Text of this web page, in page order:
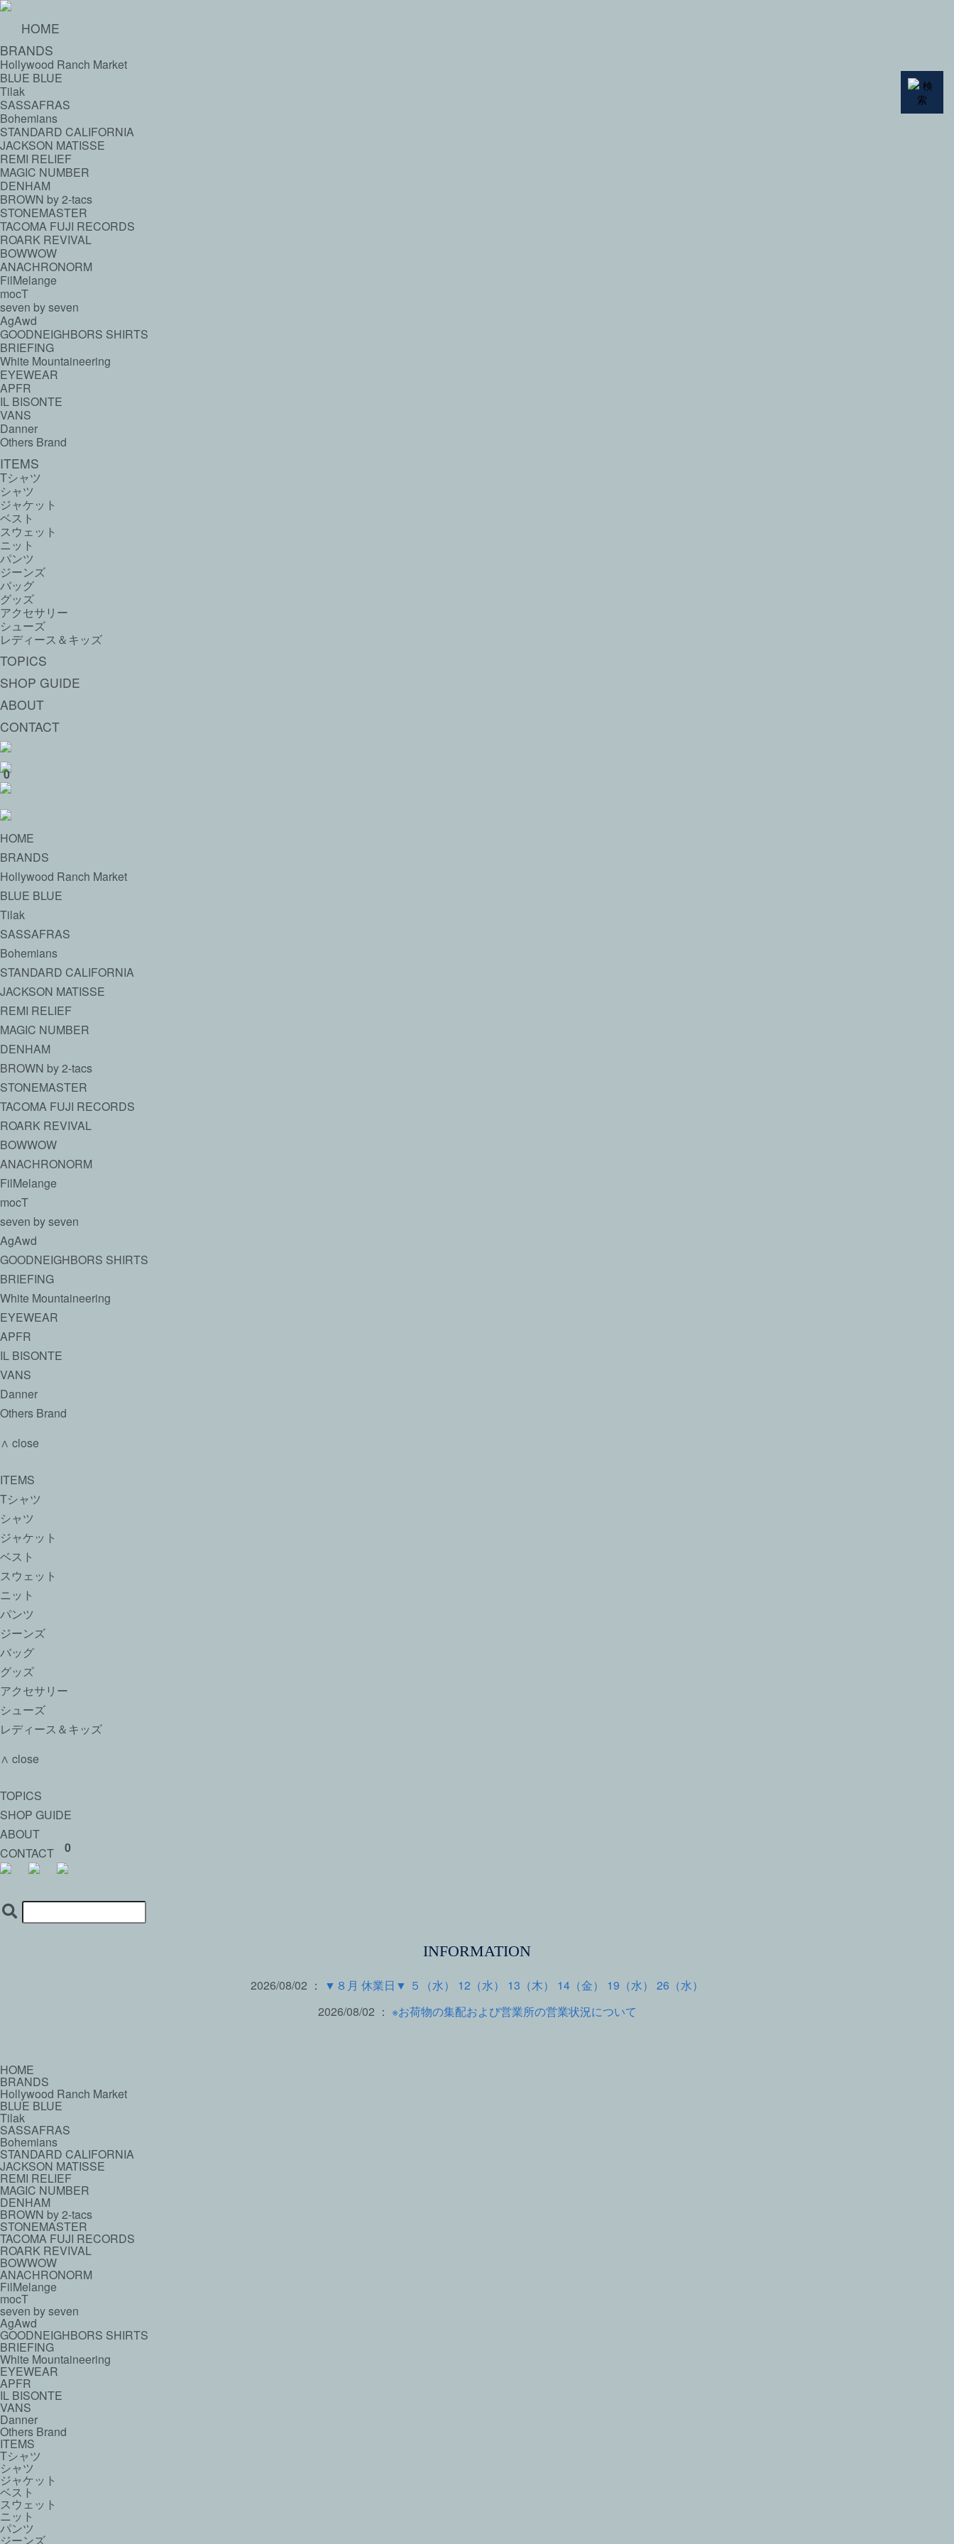
HOME
BRANDS
Hollywood Ranch Market
BLUE BLUE
Tilak
SASSAFRAS
Bohemians
STANDARD CALIFORNIA
JACKSON MATISSE
REMI RELIEF
MAGIC NUMBER
DENHAM
BROWN by 2-tacs
STONEMASTER
TACOMA FUJI RECORDS
ROARK REVIVAL
BOWWOW
ANACHRONORM
FilMelange
mocT
seven by seven
AgAwd
GOODNEIGHBORS SHIRTS
BRIEFING
White Mountaineering
EYEWEAR
APFR
IL BISONTE
VANS
Danner
Others Brand
ITEMS
Tシャツ
シャツ
ジャケット
ベスト
スウェット
ニット
パンツ
ジーンズ
バッグ
グッズ
アクセサリー
シューズ
レディース＆キッズ
TOPICS
SHOP GUIDE
ABOUT
CONTACT
0
HOME
BRANDS
Hollywood Ranch Market
BLUE BLUE
Tilak
SASSAFRAS
Bohemians
STANDARD CALIFORNIA
JACKSON MATISSE
REMI RELIEF
MAGIC NUMBER
DENHAM
BROWN by 2-tacs
STONEMASTER
TACOMA FUJI RECORDS
ROARK REVIVAL
BOWWOW
ANACHRONORM
FilMelange
mocT
seven by seven
AgAwd
GOODNEIGHBORS SHIRTS
BRIEFING
White Mountaineering
EYEWEAR
APFR
IL BISONTE
VANS
Danner
Others Brand
∧ close
ITEMS
Tシャツ
シャツ
ジャケット
ベスト
スウェット
ニット
パンツ
ジーンズ
バッグ
グッズ
アクセサリー
シューズ
レディース＆キッズ
∧ close
TOPICS
SHOP GUIDE
ABOUT
CONTACT
0
INFORMATION
2026/08/02 ：
▼８月 休業日▼ ５（水） 12（水） 13（木） 14（金） 19（水） 26（水）
2026/08/02 ： ※お荷物の集配および営業所の営業状況について
HOME
BRANDS
Hollywood Ranch Market
BLUE BLUE
Tilak
SASSAFRAS
Bohemians
STANDARD CALIFORNIA
JACKSON MATISSE
REMI RELIEF
MAGIC NUMBER
DENHAM
BROWN by 2-tacs
STONEMASTER
TACOMA FUJI RECORDS
ROARK REVIVAL
BOWWOW
ANACHRONORM
FilMelange
mocT
seven by seven
AgAwd
GOODNEIGHBORS SHIRTS
BRIEFING
White Mountaineering
EYEWEAR
APFR
IL BISONTE
VANS
Danner
Others Brand
ITEMS
Tシャツ
シャツ
ジャケット
ベスト
スウェット
ニット
パンツ
ジーンズ